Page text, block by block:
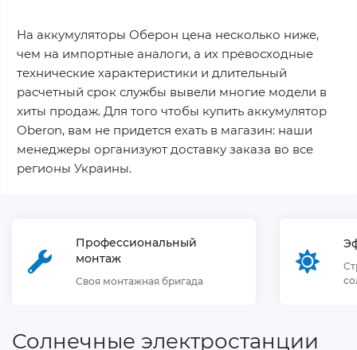
На аккумуляторы Оберон цена несколько ниже,
чем на импортные аналоги, а их превосходные
технические характеристики и длительный
расчетный срок службы вывели многие модели в
хиты продаж. Для того чтобы купить аккумулятор
Oberon, вам не придется ехать в магазин: наши
менеджеры организуют доставку заказа во все
регионы Украины.
Профессиональный
монтаж
Своя монтажная бригада
Солнечные электростанции